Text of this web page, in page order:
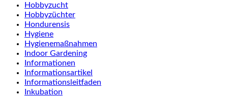
Hobbyzucht
Hobbyzüchter
Hondurensis
Hygiene
Hygienemaßnahmen
Indoor Gardening
Informationen
Informationsartikel
Informationsleitfaden
Inkubation